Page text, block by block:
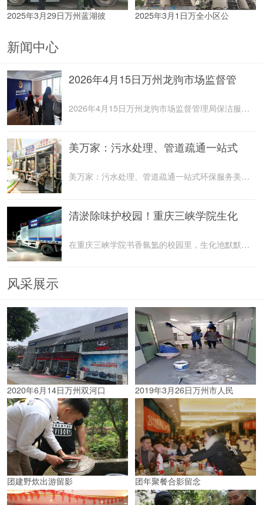
2025年3月29日万州蓝湖彼 2025年3月1日万全小区公
新闻中心
2026年4月15日万州龙驹市场监督管
2026年4月15日万州龙驹市场监督管理局保洁服务由重庆美
美万家：污水处理、管道疏通一站式
美万家：污水处理、管道疏通一站式环保服务美万家公司，
清淤除味护校园！重庆三峡学院生化
在重庆三峡学院书香氤氲的校园里，生化池默默承载着污水
风采展示
2020年6月14日万州双河口 2019年3月26日万州市人民
团建野炊出游留影 团年聚餐合影留念